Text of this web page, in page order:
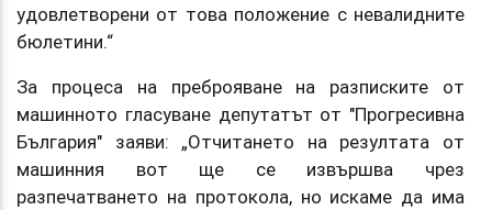
удовлетворени от това положение с невалидните
бюлетини.“
За процеса на преброяване на разписките от
машинното гласуване депутатът от "Прогресивна
България" заяви: „Отчитането на резултата от
машинния вот ще се извършва чрез
разпечатването на протокола, но искаме да има